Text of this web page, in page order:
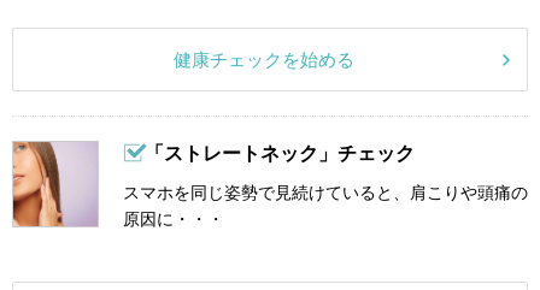
健康チェックを始める
「ストレートネック」チェック
スマホを同じ姿勢で見続けていると、肩こりや頭痛の
原因に・・・